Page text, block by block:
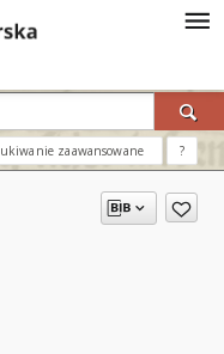
zaawansowane ?